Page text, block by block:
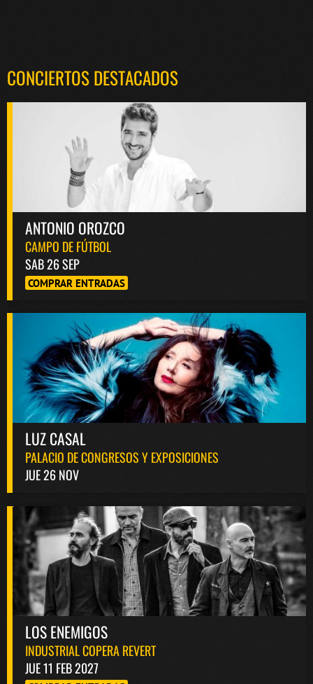
CONCIERTOS DESTACADOS
ANTONIO OROZCO
CAMPO DE FÚTBOL
SAB 26 SEP
COMPRAR ENTRADAS
LUZ CASAL
PALACIO DE CONGRESOS Y EXPOSICIONES
JUE 26 NOV
LOS ENEMIGOS
INDUSTRIAL COPERA REVERT
JUE 11 FEB 2027